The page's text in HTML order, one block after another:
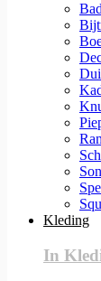
Kleding
In